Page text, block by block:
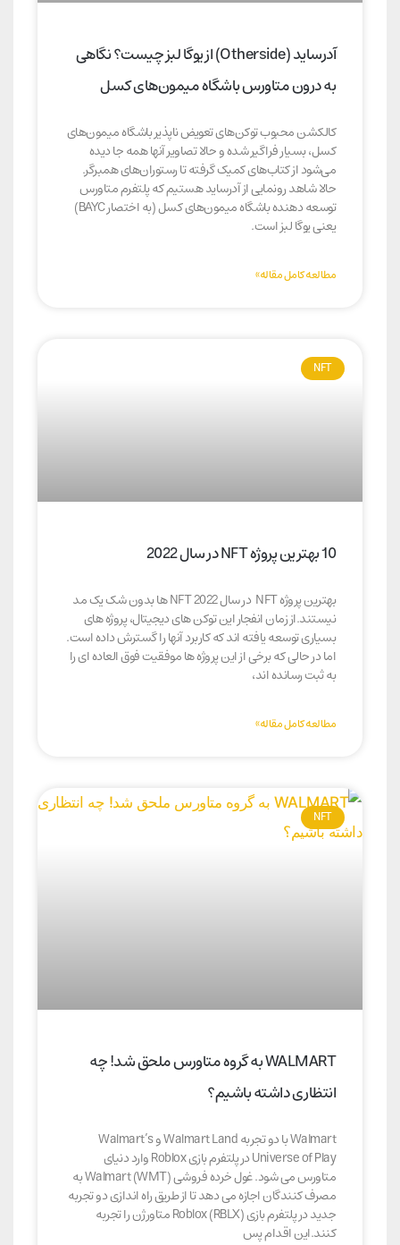
آدرساید (Otherside) از یوگا لبز چیست؟ نگاهی
به درون متاورس باشگاه میمون‌های کسل
کالکشن محبوب توکن‌های تعویض ناپذیر باشگاه میمون‌های
کسل، بسیار فراگیر شده و حالا تصاویر آنها همه جا دیده
می‌شود از کتاب‌های کمیک گرفته تا رستوران‌های همبرگر.
حالا شاهد رونمایی از آدرساید هستیم که پلتفرم متاورس
توسعه دهنده باشگاه میمون‌های کسل (به اختصار BAYC)
یعنی یوگا لبز است.
مطالعه کامل مقاله»
NFT
10 بهترین پروژه NFT در سال 2022
بهترین پروژه NFT در سال 2022 NFT ها بدون شک یک مد
نیستند.از زمان انفجار این توکن های دیجیتال، پروژه های
بسیاری توسعه یافته اند که کاربرد آنها را گسترش داده است.
اما در حالی که برخی از این پروژه ها موفقیت فوق العاده ای را
به ثبت رسانده اند،
مطالعه کامل مقاله»
NFT
WALMART به گروه متاورس ملحق شد! چه
انتظاری داشته باشیم؟
Walmart با دو تجربه Walmart Land و Walmart’s
Universe of Play در پلتفرم بازی Roblox وارد دنیای
متاورس می شود. غول خرده فروشی Walmart (WMT) به
مصرف کنندگان اجازه می دهد تا از طریق راه اندازی دو تجربه
جدید در پلتفرم بازی Roblox (RBLX) متاورژن را تجربه
کنند.این اقدام پس